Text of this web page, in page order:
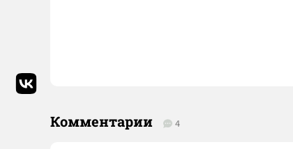
Комментарии 4